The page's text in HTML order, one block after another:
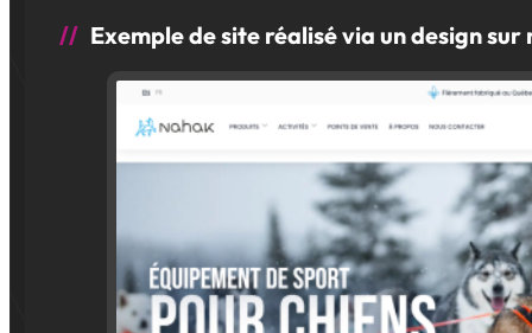
Exemple de site réalisé via un design sur